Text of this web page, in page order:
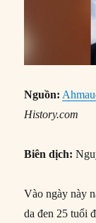
Nguồn:
History.com
Biên dịch:
Vào ngày này
da đen 25 tuổi